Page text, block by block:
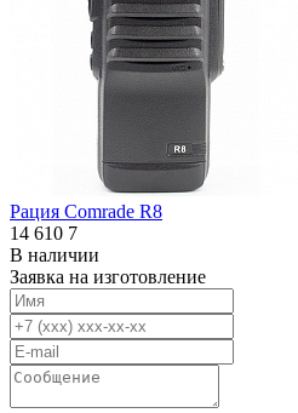
Рация Comrade R8
14 610 7
В наличии
Заявка на изготовление